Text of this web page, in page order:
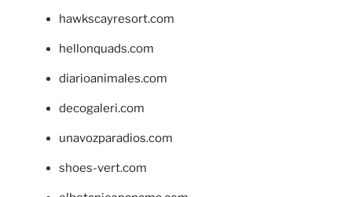
hawkscayresort.com
hellonquads.com
diarioanimales.com
decogaleri.com
unavozparadios.com
shoes-vert.com